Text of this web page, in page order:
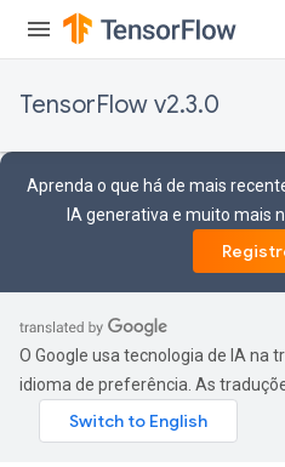
TensorFlow v2.3.0
Aprenda o que há de mais
IA generativa e muito mais
O Google usa tecnologia de IA na
idioma de preferência. As